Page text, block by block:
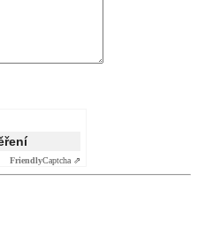
FriendlyCaptcha ⇗